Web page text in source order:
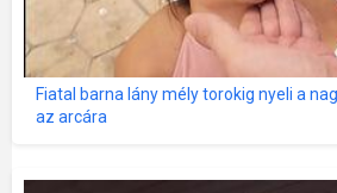
Fiatal barna lány mély torokig nyeli a
az arcára